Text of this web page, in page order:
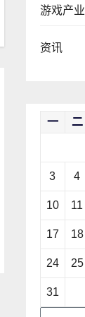
游戏产业
资讯
一 二
3 4
10 11
17 18
24 25
31